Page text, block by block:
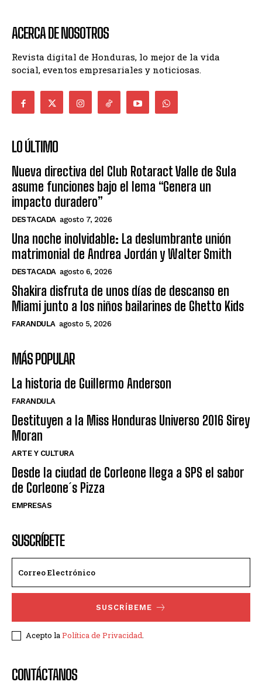
ACERCA DE NOSOTROS
Revista digital de Honduras, lo mejor de la vida
social, eventos empresariales y noticiosas.
LO ÚLTIMO
Nueva directiva del Club Rotaract Valle de Sula
asume funciones bajo el lema “Genera un
impacto duradero”
DESTACADA agosto 7, 2026
Una noche inolvidable: La deslumbrante unión
matrimonial de Andrea Jordán y Walter Smith
DESTACADA agosto 6, 2026
Shakira disfruta de unos días de descanso en
Miami junto a los niños bailarines de Ghetto Kids
FARANDULA agosto 5, 2026
MÁS POPULAR
La historia de Guillermo Anderson
FARANDULA
Destituyen a la Miss Honduras Universo 2016 Sirey
Moran
ARTE Y CULTURA
Desde la ciudad de Corleone llega a SPS el sabor
de Corleone´s Pizza
EMPRESAS
SUSCRÍBETE
SUSCRÍBEME
Acepto laPolítica de Privacidad.
CONTÁCTANOS